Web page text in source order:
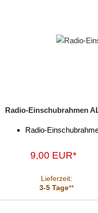
Radio-Einschubrahmen
Radio-
9,00 EUR*
Lieferzeit:
3-5 Tage**